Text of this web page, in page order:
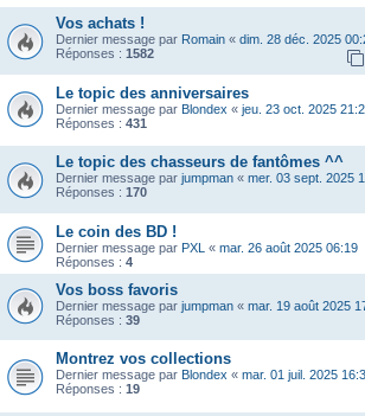
Vos achats !
Dernier message par Romain « dim. 28 déc. 2025
Réponses : 1582
Le topic des anniversaires
Dernier message par Blondex « jeu. 23 oct. 2025
Réponses : 431
Le topic des chasseurs de fantômes ^^
Dernier message par jumpman « mer. 03 sept. 2025
Réponses : 170
Le coin des BD !
Dernier message par PXL « mar. 26 août 2025 06:19
Réponses : 4
Vos boss favoris
Dernier message par jumpman « mar. 19 août 2025
Réponses : 39
Montrez vos collections
Dernier message par Blondex « mar. 01 juil. 2025
Réponses : 19